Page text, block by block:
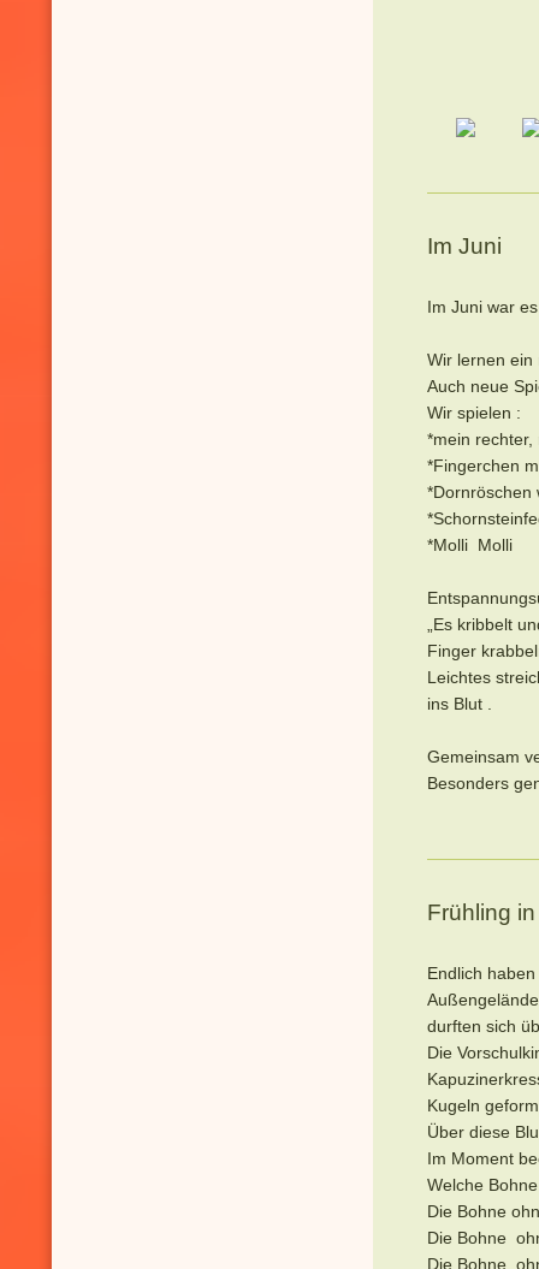
Im Juni
Im Juni war
Wir lernen ein
Auch
Wir spielen :
*Molli Molli
„Es kribbelt
Finger
Leichtes
ins Blut .
Gemeinsam
Besonders
Frühling
Endlich
durften sich
Die
Kugeln
Über diese
Im Moment
Welche
Die Bohne
Die Bohne
Die Bohne